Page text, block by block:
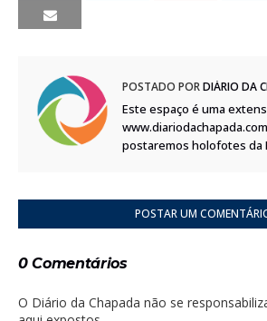
POSTADO PORDIÁRIO DA
Este espaço é uma
postaremos holofotes da
POSTAR UM
0 Comentários
O Diário da Chapada não se